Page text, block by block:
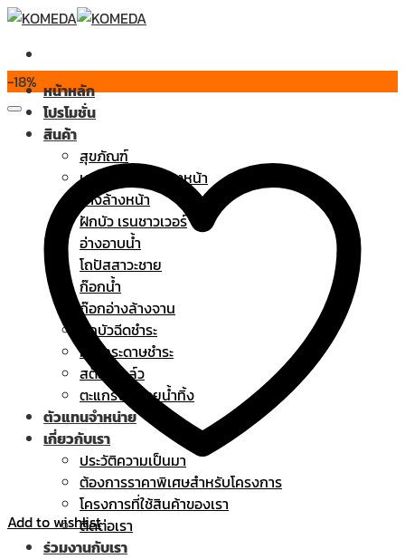
Skip
content
หน้าหลัก
โปรโมชั่น
สินค้า
สุขภัณฑ์
เคาน์เตอร์อ่างล้างหน้า
อ่างล้างหน้า
ฝักบัว เรนชาวเวอร์
อ่างอาบน้ำ
โถปัสสาวะชาย
ก๊อกน้ำ
ก๊อกอ่างล้างจาน
ฝักบัวฉีดชำระ
ที่ใส่กระดาษชำระ
สต๊อปวาล์ว
ตะแกรงระบายน้ำทิ้ง
ตัวแทนจำหน่าย
เกี่ยวกับเรา
ประวัติความเป็นมา
ต้องการราคาพิเศษสำหรับโครงการ
โครงการที่ใช้สินค้าของเรา
ติดต่อเรา
ร่วมงานกับเรา
-18%
Add to wishlist